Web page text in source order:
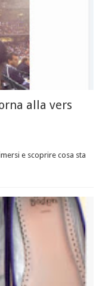
alla vers
e scoprire cosa sta